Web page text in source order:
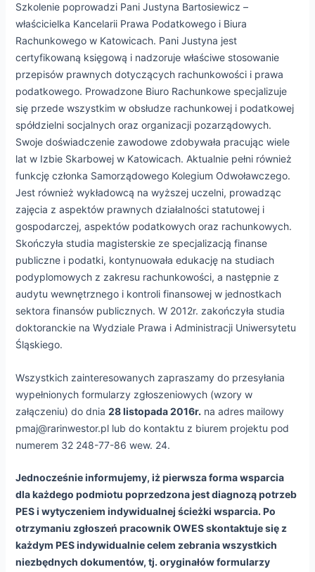
Szkolenie poprowadzi Pani Justyna Bartosiewicz –
właścicielka Kancelarii Prawa Podatkowego i Biura
Rachunkowego w Katowicach. Pani Justyna jest
certyfikowaną księgową i nadzoruje właściwe stosowanie
przepisów prawnych dotyczących rachunkowości i prawa
podatkowego. Prowadzone Biuro Rachunkowe specjalizuje
się przede wszystkim w obsłudze rachunkowej i podatkowej
spółdzielni socjalnych oraz organizacji pozarządowych.
Swoje doświadczenie zawodowe zdobywała pracując wiele
lat w Izbie Skarbowej w Katowicach. Aktualnie pełni również
funkcję członka Samorządowego Kolegium Odwoławczego.
Jest również wykładowcą na wyższej uczelni, prowadząc
zajęcia z aspektów prawnych działalności statutowej i
gospodarczej, aspektów podatkowych oraz rachunkowych.
Skończyła studia magisterskie ze specjalizacją finanse
publiczne i podatki, kontynuowała edukację na studiach
podyplomowych z zakresu rachunkowości, a następnie z
audytu wewnętrznego i kontroli finansowej w jednostkach
sektora finansów publicznych. W 2012r. zakończyła studia
doktoranckie na Wydziale Prawa i Administracji Uniwersytetu
Śląskiego.
Wszystkich zainteresowanych zapraszamy do przesyłania
wypełnionych formularzy zgłoszeniowych (wzory w
załączeniu) do dnia28 listopada 2016r. na adres mailowy
pmaj@rarinwestor.pl lub do kontaktu z biurem projektu pod
numerem 32 248-77-86 wew. 24.
Jednocześnie informujemy, iż pierwsza forma wsparcia
dla każdego podmiotu poprzedzona jest diagnozą potrzeb
PES i wytyczeniem indywidualnej ścieżki wsparcia. Po
otrzymaniu zgłoszeń pracownik OWES skontaktuje się z
każdym PES indywidualnie celem zebrania wszystkich
niezbędnych dokumentów, tj. oryginałów formularzy